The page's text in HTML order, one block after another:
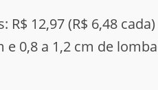
R$ 12,97 (R$ 6,48 cada)
e 0,8 a 1,2 cm de